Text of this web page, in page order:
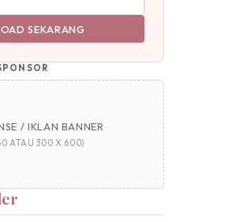
SEKARANG
/ IKLAN BANNER
ATAU 300 X 600)